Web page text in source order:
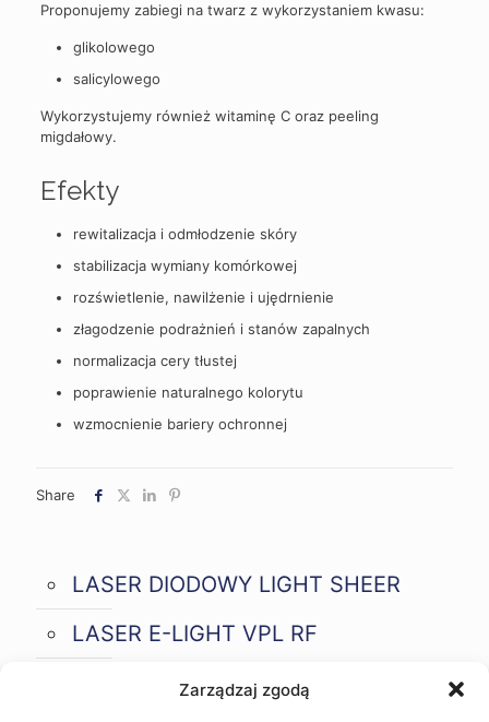
Zarządzaj zgodą
Proponujemy zabiegi na twarz z wykorzystaniem kwasu:
glikolowego
salicylowego
Wykorzystujemy również witaminę C oraz peeling
migdałowy.
Efekty
rewitalizacja i odmłodzenie skóry
stabilizacja wymiany komórkowej
rozświetlenie, nawilżenie i ujędrnienie
złagodzenie podrażnień i stanów zapalnych
normalizacja cery tłustej
poprawienie naturalnego kolorytu
wzmocnienie bariery ochronnej
Share
LASER DIODOWY LIGHT SHEER
LASER E-LIGHT VPL RF
LASER SHR